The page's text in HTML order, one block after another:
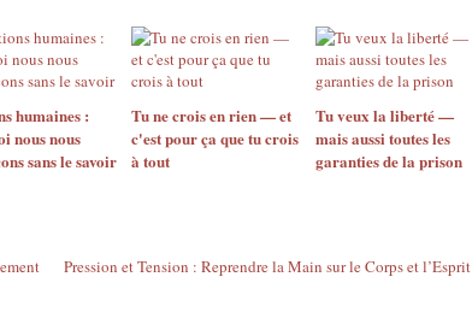
humaines :
nous nous
sans le savoir
Tu ne crois en rien — et
c'est pour ça que tu crois
à tout
Tu veux la liberté —
mais aussi toutes les
garanties de la prison
Pression et Tension : Reprendre la Main sur le Corps et l’Esprit